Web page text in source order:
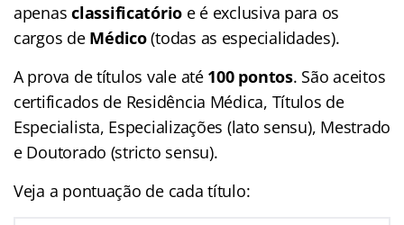
apenasclassificatório e é exclusiva para os
cargos de Médico(todas as especialidades).
A prova de títulos vale até 100 pontos. São aceitos
certificados de Residência Médica, Títulos de
Especialista, Especializações (lato sensu), Mestrado
e Doutorado (stricto sensu).
Veja a pontuação de cada título: